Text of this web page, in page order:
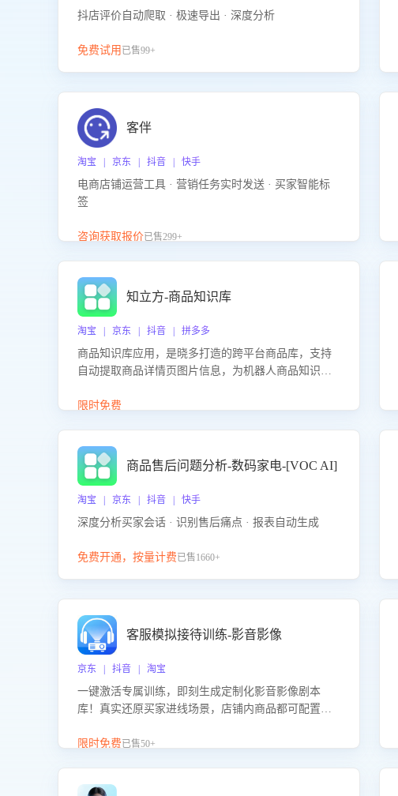
抖店评价自动爬取 · 极速导出 · 深度分析
免费试用 已售99+
客伴
淘宝 | 京东 | 抖音 | 快手
电商店铺运营工具 · 营销任务实时发送 · 买家智能标
签
咨询获取报价已售299+
知立方-商品知识库
淘宝 | 京东 | 抖音 | 拼多多
商品知识库应用，是晓多打造的跨平台商品库，支持
自动提取商品详情页图片信息，为机器人商品知识问
商品知识。
限时免费
商品售后问题分析-数码家电-[VOC AI]
淘宝 | 京东 | 抖音 | 快手
深度分析买家会话 · 识别售后痛点 · 报表自动生成
免费开通，按量计费已售1660+
客服模拟接待训练-影音影像
京东 | 抖音 | 淘宝
一键激活专属训练，即刻生成定制化影音影像剧本
库！真实还原买家进线场景，店铺内商品都可配置到
升客服售前转化率。点击 “立即开通”，快速获取影音
限时免费已售50+